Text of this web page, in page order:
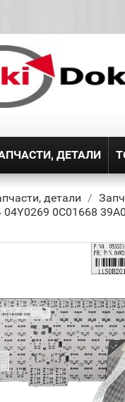
ДЕТАЛИ
детали
04Y0269 0C01668